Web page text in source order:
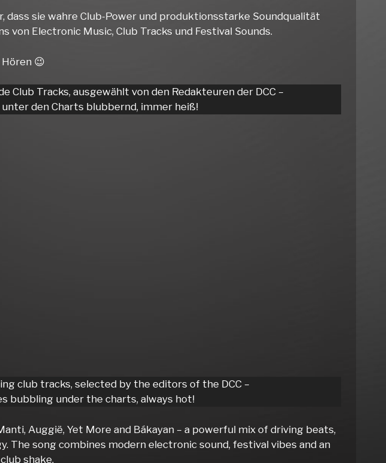
dass sie wahre Club-Power und produktionsstarke Soundqualität
von Electronic Music, Club Tracks und Festival Sounds.
😉
Club Tracks, ausgewählt von den Redakteuren der DCC –
unter den Charts blubbernd, immer heiß!
club tracks, selected by the editors of the DCC –
bubbling under the charts, always hot!
Auggië, Yet More and Bákayan – a powerful mix of driving beats,
The song combines modern electronic sound, festival vibes and an
shake.